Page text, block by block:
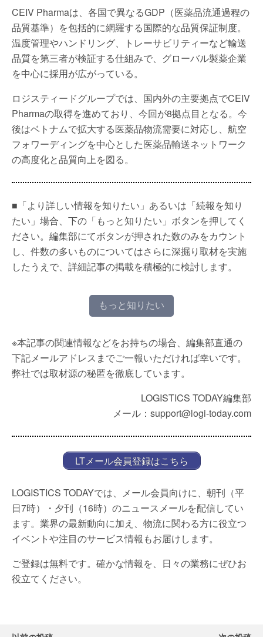
CEIV Pharmaは、各国で異なるGDP（医薬品流通過程の
品質基準）を包括的に網羅する国際的な品質保証制度。
温度管理やハンドリング、トレーサビリティーなど輸送
品質を第三者が検証する仕組みで、グローバル製薬企業
を中心に採用が広がっている。
ロジスティードグループでは、国内外の主要拠点でCEIV
Pharmaの取得を進めており、今回が8拠点目となる。今
後はベトナムで拡大する医薬品物流需要に対応し、航空
フォワーディングを中心とした医薬品輸送ネットワーク
の高度化と品質向上を図る。
■「より詳しい情報を知りたい」あるいは「続報を知り
たい」場合、下の「もっと知りたい」ボタンを押してく
ださい。編集部にてボタンが押された数のみをカウント
し、件数の多いものについてはさらに深掘り取材を実施
したうえで、詳細記事の掲載を積極的に検討します。
もっと知りたい
※本記事の関連情報などをお持ちの場合、編集部直通の
下記メールアドレスまでご一報いただければ幸いです。
弊社では取材源の秘匿を徹底しています。
LOGISTICS TODAY編集部
メール：support@logi-today.com
LTメール会員登録はこちら
LOGISTICS TODAYでは、メール会員向けに、朝刊（平
日7時）・夕刊（16時）のニュースメールを配信してい
ます。業界の最新動向に加え、物流に関わる方に役立つ
イベントや注目のサービス情報もお届けします。
ご登録は無料です。確かな情報を、日々の業務にぜひお
役立てください。